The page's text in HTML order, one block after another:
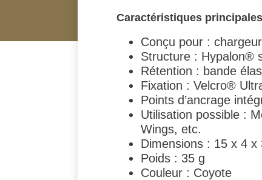
Caractéristiques principales
Conçu pour :
Structure : Hypalon®
Rétention : bande
Fixation : Velcro®
Points d’ancrage
Utilisation possible :
Wings, etc.
Dimensions : 15 x 4 x
Poids : 35 g
Couleur : Coyote